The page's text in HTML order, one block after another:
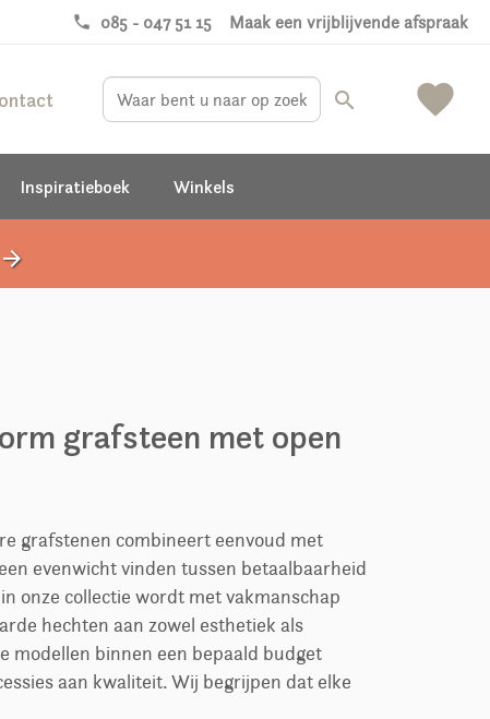
phone 085 - 047 51 15 Maak een vrijblijvende afspraak
favorite
search
Inspiratieboek Winkels
arrow_forward
grafsteen met open
grafstenen combineert eenvoud met
evenwicht vinden tussen betaalbaarheid
onze collectie wordt met vakmanschap
hechten aan zowel esthetiek als
modellen binnen een bepaald budget
aan kwaliteit. Wij begrijpen dat elke